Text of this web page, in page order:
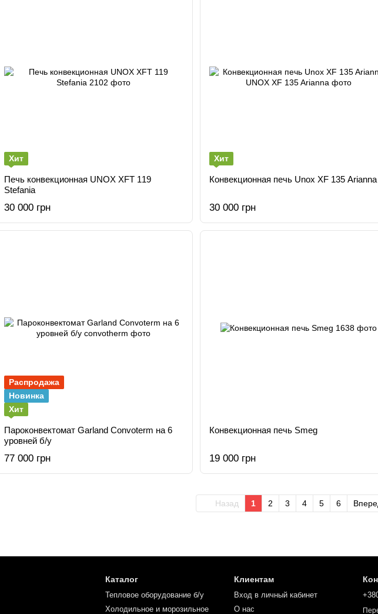
Хит
Печь конвекционная UNOX XFT 119
Stefania
30 000 грн
Хит
Конвекционная печь Unox XF 135 Arianna
30 000 грн
Распродажа
Новинка
Хит
Пароконвектомат Garland Convoterm на 6
уровней б/у
77 000 грн
Конвекционная печь Smeg
19 000 грн
Назад 1 2 3 4 5 6
Каталог
Тепловое оборудование б/у
Холодильное и морозильное
Клиентам
Вход в личный кабинет
О нас